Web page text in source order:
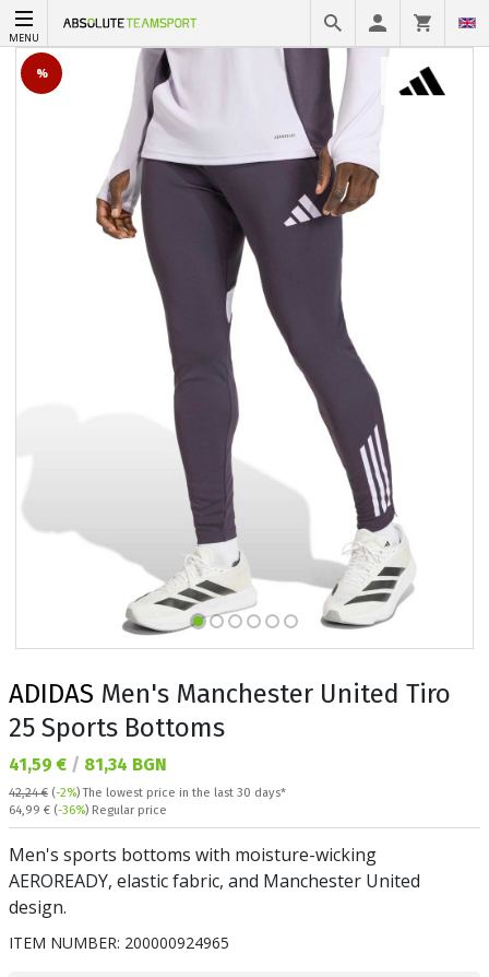
MENU
%
ADIDAS Men's Manchester United Tiro
25 Sports Bottoms
Текуща цена:
41,59 € / 81,34 BGN
42,24 € (-2%)The lowest price in the last 30 days*
Regular price:
64,99 € (-36%) Regular price
Men's sports bottoms with moisture-wicking
AEROREADY, elastic fabric, and Manchester United
design.
ITEM NUMBER: 200000924965